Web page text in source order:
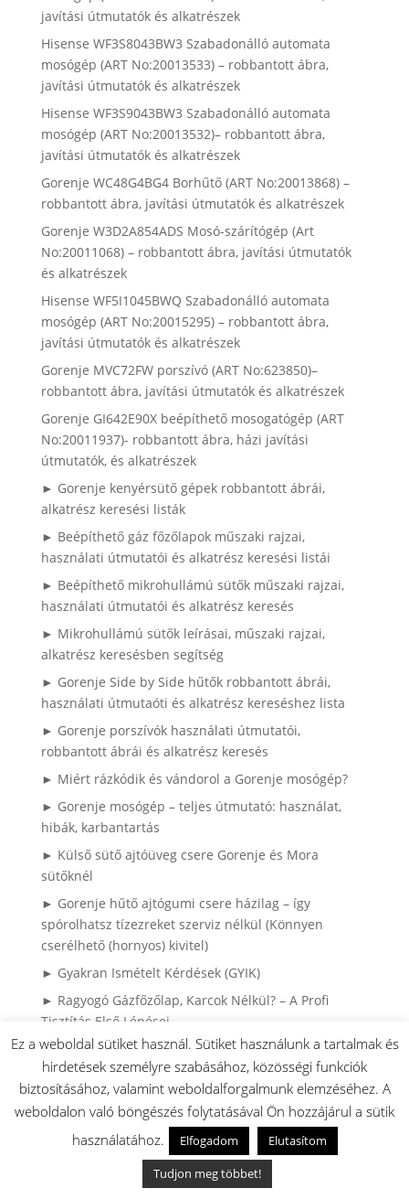
javítási útmutatók és alkatrészek
Hisense WF3S8043BW3 Szabadonálló automata
mosógép (ART No:20013533) – robbantott ábra,
javítási útmutatók és alkatrészek
Hisense WF3S9043BW3 Szabadonálló automata
mosógép (ART No:20013532)– robbantott ábra,
javítási útmutatók és alkatrészek
Gorenje WC48G4BG4 Borhűtő (ART No:20013868) –
robbantott ábra, javítási útmutatók és alkatrészek
Gorenje W3D2A854ADS Mosó-szárítógép (Art
No:20011068) – robbantott ábra, javítási útmutatók
és alkatrészek
Hisense WF5I1045BWQ Szabadonálló automata
mosógép (ART No:20015295) – robbantott ábra,
javítási útmutatók és alkatrészek
Gorenje MVC72FW porszívó (ART No:623850)–
robbantott ábra, javítási útmutatók és alkatrészek
Gorenje GI642E90X beépíthető mosogatógép (ART
No:20011937)- robbantott ábra, házi javítási
útmutatók, és alkatrészek
► Gorenje kenyérsütő gépek robbantott ábrái,
alkatrész keresési listák
► Beépíthető gáz főzőlapok műszaki rajzai,
használati útmutatói és alkatrész keresési listái
► Beépíthető mikrohullámú sütők műszaki rajzai,
használati útmutatói és alkatrész keresés
► Mikrohullámú sütők leírásai, műszaki rajzai,
alkatrész keresésben segítség
► Gorenje Side by Side hűtők robbantott ábrái,
használati útmutaóti és alkatrész kereséshez lista
► Gorenje porszívók használati útmutatói,
robbantott ábrái és alkatrész keresés
► Miért rázkódik és vándorol a Gorenje mosógép?
► Gorenje mosógép – teljes útmutató: használat,
hibák, karbantartás
► Külső sütő ajtóüveg csere Gorenje és Mora
sütőknél
► Gorenje hűtő ajtógumi csere házilag – így
spórolhatsz tízezreket szerviz nélkül (Könnyen
cserélhető (hornyos) kivitel)
► Gyakran Ismételt Kérdések (GYIK)
► Ragyogó Gázfőzőlap, Karcok Nélkül? – A Profi
Tisztítás Első Lépései
► HISENSE / GORENJE klíma robbantott ábrák
► Gorenje bojler robbantott ábrák, és használati
utasítások
► Miért károsodnak a ruhák mosás közben? – Mosási
hibák és megoldásaik
► Mosási Katasztrófák: Így Mentsd meg a Ruháidat!
Ez a weboldal sütiket használ. Sütiket használunk a tartalmak és
hirdetések személyre szabásához, közösségi funkciók
biztosításához, valamint weboldalforgalmunk elemzéséhez. A
weboldalon való böngészés folytatásával Ön hozzájárul a sütik
használatához.
Elfogadom
Elutasítom
Tudjon meg többet!